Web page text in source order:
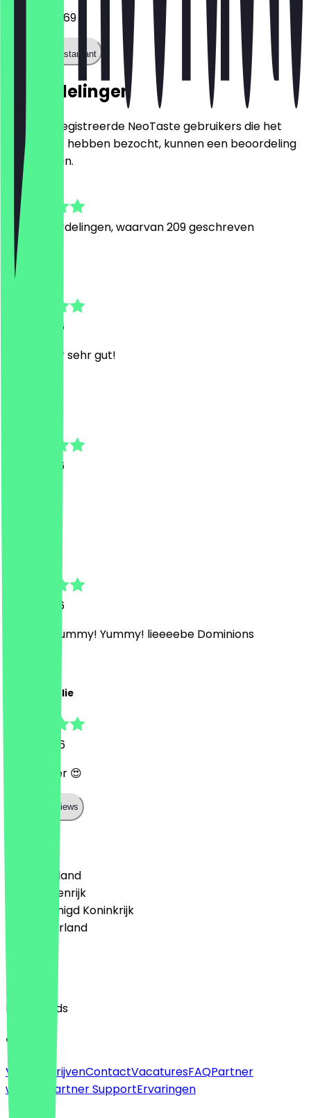
06976021769
Bel het restaurant
Beoordelingen
Alleen geregistreerde NeoTaste gebruikers die het
restaurant hebben bezocht, kunnen een beoordeling
achterlaten.
1890
Beoordelingen, waarvan 209 geschreven
David
24 juli 2026
Wie immer sehr gut!
24 juli 2026
19 juni 2026
Yummy! Yummy! Yummy! lieeeebe Dominions
Pauline Leslie
16 juni 2026
sehr lecker 😍
Show all reviews
🇩🇪 Duitsland
🇦🇹 Oostenrijk
🇬🇧 Verenigd Koninkrijk
🇳🇱 Nederland
English
Nederlands
Over
Voor bedrijvenContactVacaturesFAQPartner
worden
Partner SupportErvaringen